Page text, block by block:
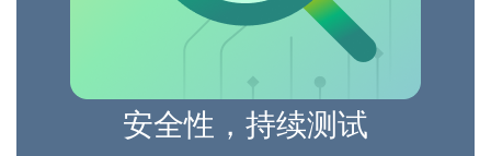
安全性，持续测试